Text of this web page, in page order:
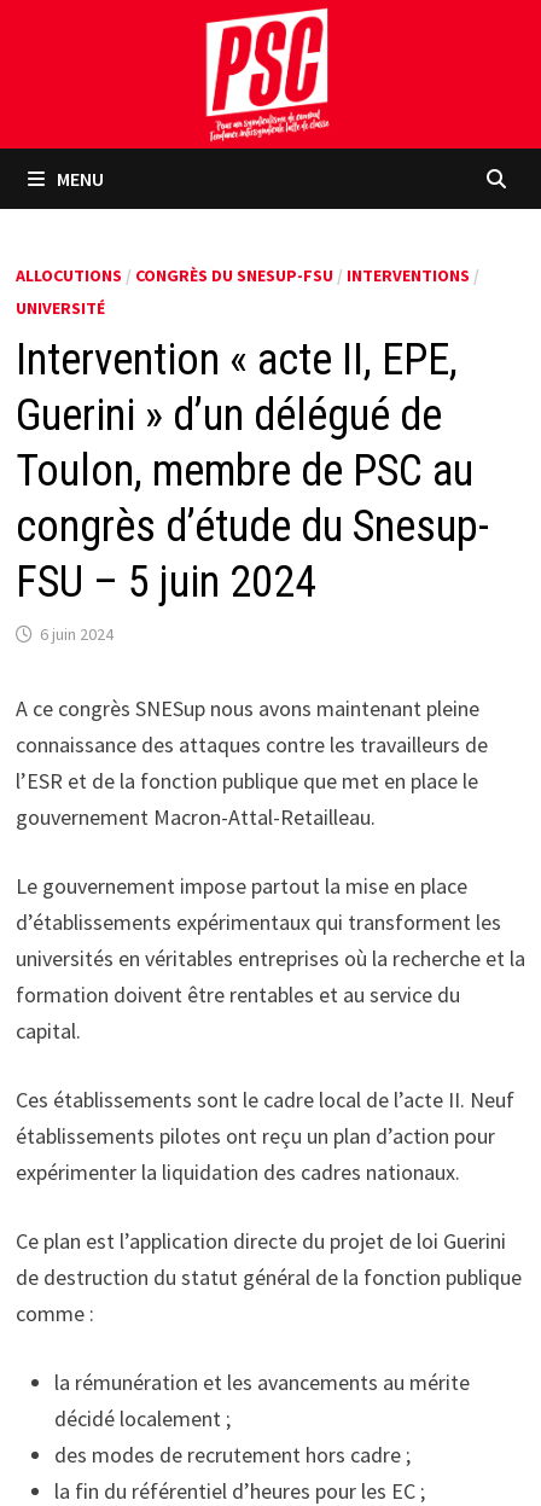
MENU
ALLOCUTIONS / CONGRÈS DU SNESUP-FSU/ INTERVENTIONS /
UNIVERSITÉ
Intervention « acte II, EPE,
Guerini » d’un délégué de
Toulon, membre de PSC au
congrès d’étude du Snesup-
FSU – 5 juin 2024
6 juin 2024
A ce congrès SNESup nous avons maintenant pleine
connaissance des attaques contre les travailleurs de
l’ESR et de la fonction publique que met en place le
gouvernement Macron-Attal-Retailleau.
Le gouvernement impose partout la mise en place
d’établissements expérimentaux qui transforment les
universités en véritables entreprises où la recherche et la
formation doivent être rentables et au service du
capital.
Ces établissements sont le cadre local de l’acte II. Neuf
établissements pilotes ont reçu un plan d’action pour
expérimenter la liquidation des cadres nationaux.
Ce plan est l’application directe du projet de loi Guerini
de destruction du statut général de la fonction publique
comme :
la rémunération et les avancements au mérite
décidé localement ;
des modes de recrutement hors cadre ;
la fin du référentiel d’heures pour les EC ;